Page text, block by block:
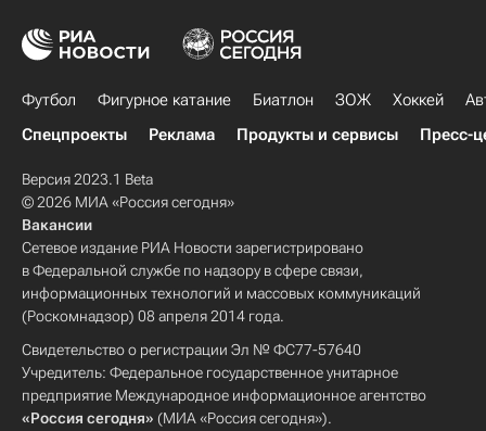
Футбол Фигурное катание Биатлон ЗОЖ Хоккей
Спецпроекты
Реклама Продукты и сервисы Пресс-
Версия 2023.1 Beta
© 2026 МИА «Россия сегодня»
Вакансии
Сетевое издание РИА Новости зарегистрировано
в Федеральной службе по надзору в сфере связи,
информационных технологий и массовых коммуникаций
(Роскомнадзор) 08 апреля 2014 года.
Свидетельство о регистрации Эл № ФС77-57640
Учредитель: Федеральное государственное унитарное
предприятие Международное информационное агентство
«Россия сегодня» (МИА «Россия сегодня»).